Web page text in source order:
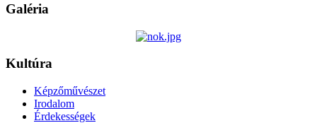
Galéria
Kultúra
Képzőművészet
Irodalom
Érdekességek